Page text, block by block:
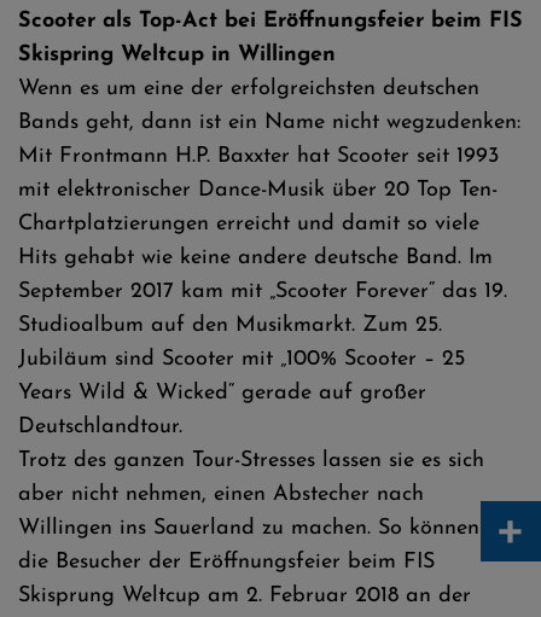
Scooter als Top-Act bei Eröffnungsfeier beim FIS
Skispring Weltcup in Willingen
Wenn es um eine der erfolgreichsten deutschen
Bands geht, dann ist ein Name nicht wegzudenken:
Mit Frontmann H.P. Baxxter hat Scooter seit 1993
mit elektronischer Dance-Musik über 20 Top Ten-
Chartplatzierungen erreicht und damit so viele
Hits gehabt wie keine andere deutsche Band. Im
September 2017 kam mit „Scooter Forever“ das 19.
Studioalbum auf den Musikmarkt. Zum 25.
Jubiläum sind Scooter mit „100% Scooter – 25
Years Wild & Wicked“ gerade auf großer
Deutschlandtour.
Trotz des ganzen Tour-Stresses lassen sie es sich
aber nicht nehmen, einen Abstecher nach
Willingen ins Sauerland zu machen. So können sich
die Besucher der Eröffnungsfeier beim FIS
Skisprung Weltcup am 2. Februar 2018 an der
+